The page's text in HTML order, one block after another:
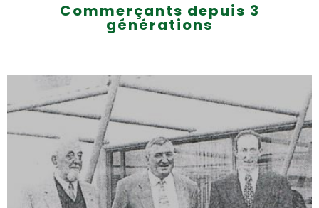
Commerçants depuis 3
générations